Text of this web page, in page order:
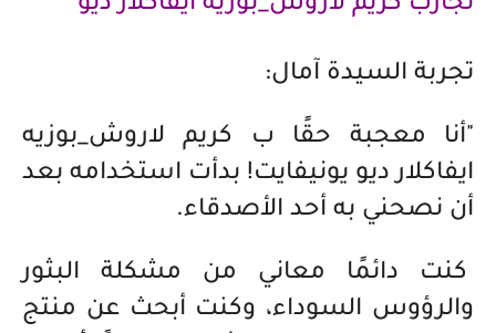
تجربة السيدة آمال:
"أنا معجبة حقًا ب كريم لاروش_بوزيه
ايفاكلار ديو يونيفايت! بدأت استخدامه بعد
أن نصحني به أحد الأصدقاء.
كنت دائمًا معاني من مشكلة البثور
والرؤوس السوداء، وكنت أبحث عن منتج